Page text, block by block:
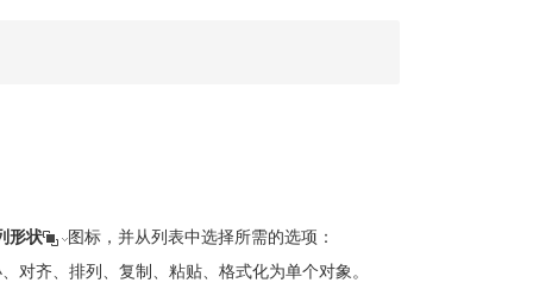
形状
图标，并从列表中选择所需的选项：
对齐、排列、复制、粘贴、格式化为单个对象。